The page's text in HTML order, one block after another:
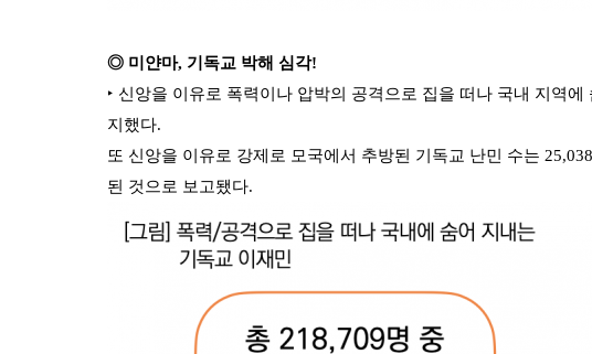
◎ 미얀마, 기독교 박해 심각!
‣ 신앙을 이유로 폭력이나 압박의 공격으로 집을 떠나 국내 지역
지했다.
또 신앙을 이유로 강제로 모국에서 추방된 기독교 난민 수는
된 것으로 보고됐다.